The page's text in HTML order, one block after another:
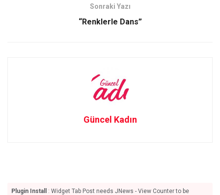
Sonraki Yazı
“Renklerle Dans”
Güncel Kadın
Plugin Install
: Widget Tab Post needs JNews - View Counter to be